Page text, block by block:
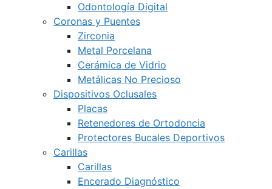
Odontología Digital
Coronas y Puentes
Zirconia
Metal Porcelana
Cerámica de Vidrio
Metálicas No Precioso
Dispositivos Oclusales
Placas
Retenedores de Ortodoncia
Protectores Bucales Deportivos
Carillas
Carillas
Encerado Diagnóstico